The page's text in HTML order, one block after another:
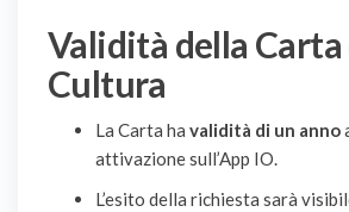
Validità della Carta
Cultura
La Carta ha validità di un anno
attivazione sull’App IO.
L’esito della richiesta sarà